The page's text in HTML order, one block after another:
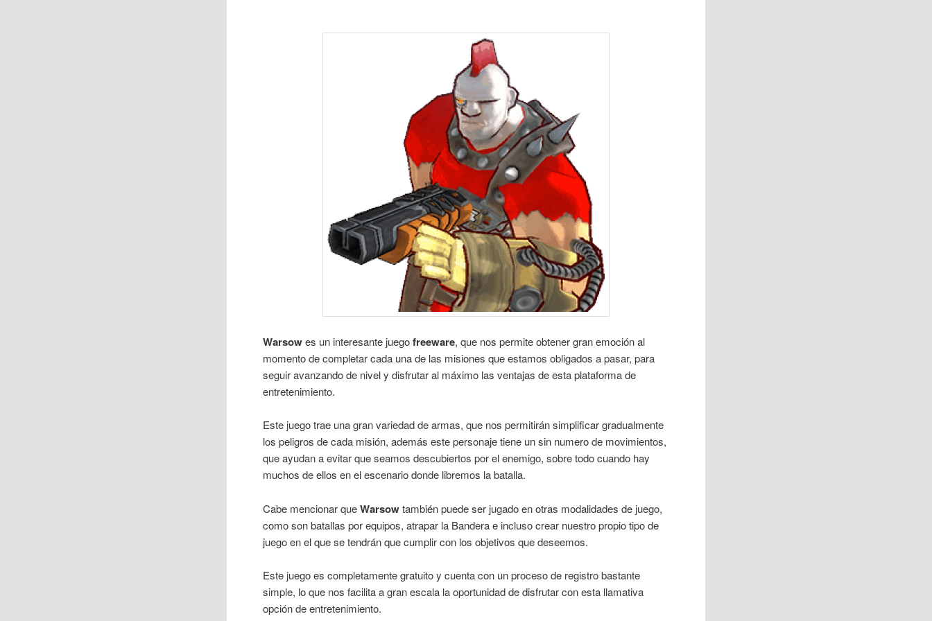
Warsowes un interesante juegofreeware, que nos permite obtener gran emoción al
momento de completar cada una de las misiones que estamos obligados a pasar, para
seguir avanzando de nivel y disfrutar al máximo las ventajas de esta plataforma de
entretenimiento.
Este juego trae una gran variedad de armas, que nos permitirán simplificar gradualmente
los peligros de cada misión, además este personaje tiene un sin numero de movimientos,
que ayudan a evitar que seamos descubiertos por el enemigo, sobre todo cuando hay
muchos de ellos en el escenario donde libremos la batalla.
Cabe mencionar queWarsowtambién puede ser jugado en otras modalidades de juego,
como son batallas por equipos, atrapar la Bandera e incluso crear nuestro propio tipo de
juego en el que se tendrán que cumplir con los objetivos que deseemos.
Este juego es completamente gratuito y cuenta con un proceso de registro bastante
simple, lo que nos facilita a gran escala la oportunidad de disfrutar con esta llamativa
opción de entretenimiento.